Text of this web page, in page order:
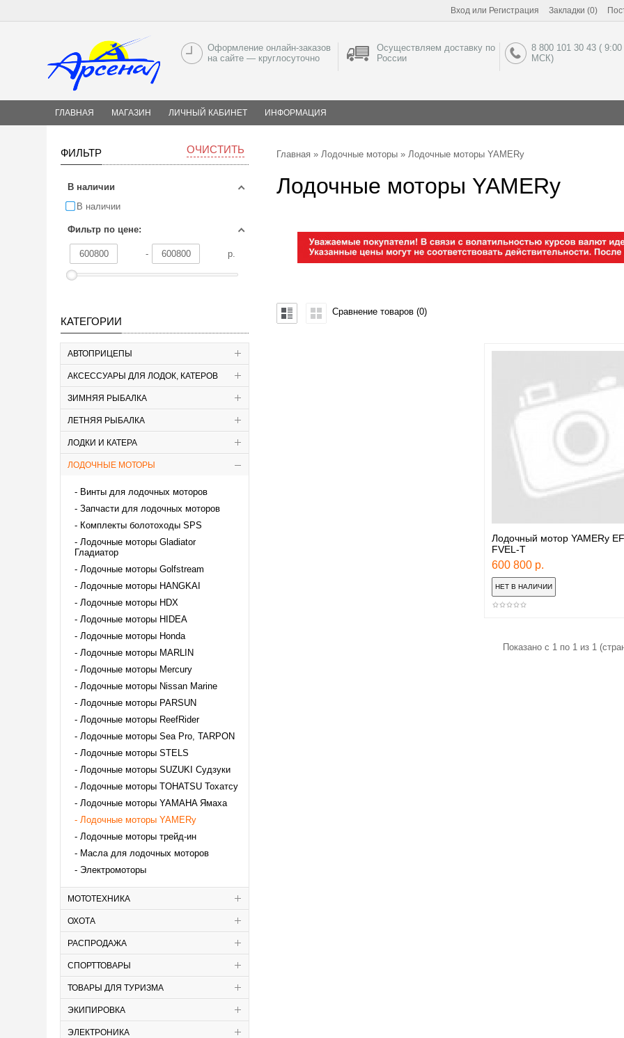
Вход или Регистрация Закладки (0)
Оформление онлайн-заказов
на сайте — круглосуточно
Осуществляем доставку по
России
8 800 101 30 43 (
МСК)
ГЛАВНАЯ МАГАЗИН ЛИЧНЫЙ КАБИНЕТ ИНФОРМАЦИЯ
ФИЛЬТР ОЧИСТИТЬ
В наличии
В наличии
Фильтр по цене:
- р.
КАТЕГОРИИ
АВТОПРИЦЕПЫ
АКСЕССУАРЫ ДЛЯ ЛОДОК, КАТЕРОВ
ЗИМНЯЯ РЫБАЛКА
ЛЕТНЯЯ РЫБАЛКА
ЛОДКИ И КАТЕРА
ЛОДОЧНЫЕ МОТОРЫ
Винты для лодочных моторов
Запчасти для лодочных моторов
Комплекты болотоходы SPS
Лодочные моторы Gladiator
Гладиатор
Лодочные моторы Golfstream
Лодочные моторы HANGKAI
Лодочные моторы HDX
Лодочные моторы HIDEA
Лодочные моторы Honda
Лодочные моторы MARLIN
Лодочные моторы Mercury
Лодочные моторы Nissan Marine
Лодочные моторы PARSUN
Лодочные моторы ReefRider
Лодочные моторы Sea Pro, TARPON
Лодочные моторы STELS
Лодочные моторы SUZUKI Судзуки
Лодочные моторы TOHATSU Тохатсу
Лодочные моторы YAMAHA Ямаха
Лодочные моторы YAMERy
Лодочные моторы трейд-ин
Масла для лодочных моторов
Электромоторы
МОТОТЕХНИКА
ОХОТА
РАСПРОДАЖА
СПОРТТОВАРЫ
ТОВАРЫ ДЛЯ ТУРИЗМА
ЭКИПИРОВКА
ЭЛЕКТРОНИКА
Главная » Лодочные моторы » Лодочные моторы YAMERy
Лодочные моторы YAMERy
Сравнение товаров (0)
Лодочный мотор YAMERy
FVEL-T
600 800 р.
Показано с 1 по 1 из 1